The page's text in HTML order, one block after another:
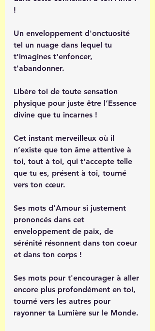
!
Un enveloppement d'onctuosité
tel un nuage dans lequel tu
t'imagines t'enfoncer,
t'abandonner.
Libère toi de toute sensation
physique pour juste être l’Essence
divine que tu incarnes !
Cet instant merveilleux où il
n’existe que ton âme attentive à
toi, tout à toi, qui t'accepte telle
que tu es, présent à toi, tourné
vers ton cœur.
Ses mots d'Amour si justement
prononcés dans cet
enveloppement de paix, de
sérénité résonnent dans ton coeur
et dans ton corps !
Ses mots pour t'encourager à aller
encore plus profondément en toi,
tourné vers les autres pour
rayonner ta Lumière sur le Monde.